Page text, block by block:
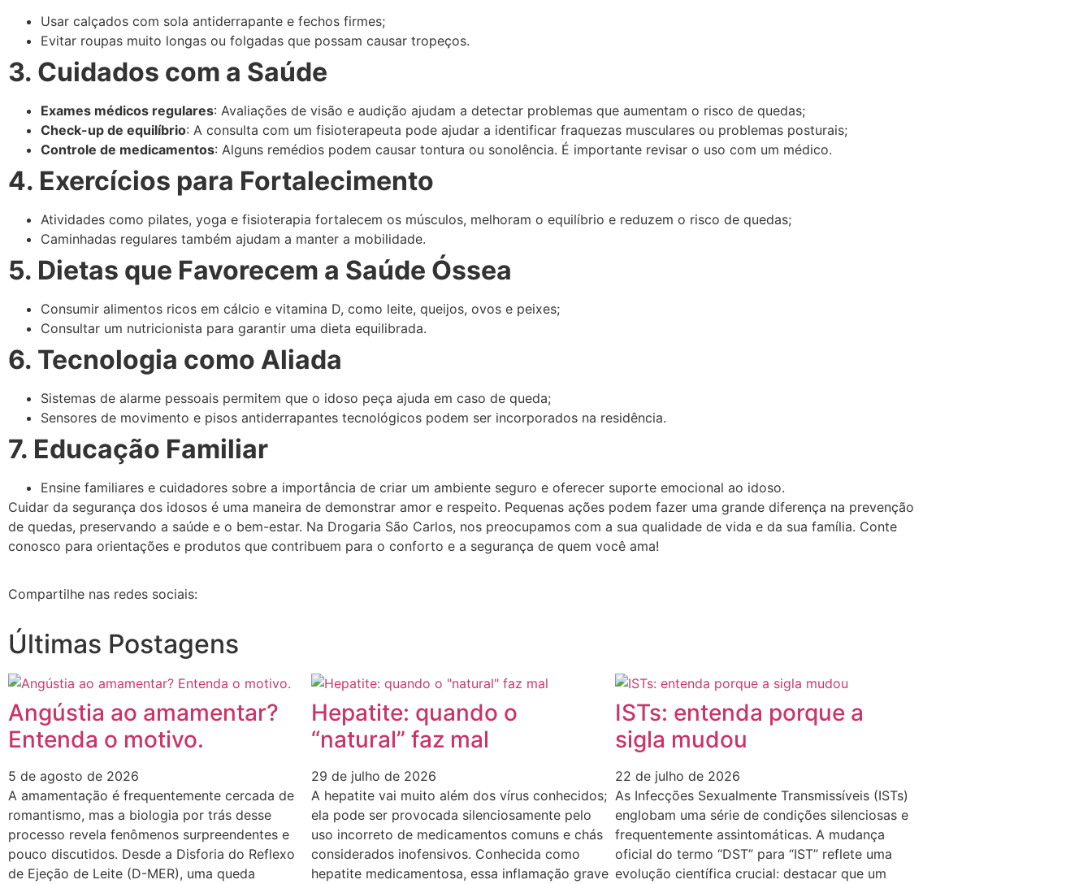
Usar calçados com sola antiderrapante e fechos firmes;
Evitar roupas muito longas ou folgadas que possam causar tropeços.
3. Cuidados com a Saúde
Exames médicos regulares: Avaliações de visão e audição ajudam a detectar problemas que aumentam o risco de quedas;
Check-up de equilíbrio: A consulta com um fisioterapeuta pode ajudar a identificar fraquezas musculares ou problemas posturais;
Controle de medicamentos: Alguns remédios podem causar tontura ou sonolência. É importante revisar o uso com um médico.
4. Exercícios para Fortalecimento
Atividades como pilates, yoga e fisioterapia fortalecem os músculos, melhoram o equilíbrio e reduzem o risco de quedas;
Caminhadas regulares também ajudam a manter a mobilidade.
5. Dietas que Favorecem a Saúde Óssea
Consumir alimentos ricos em cálcio e vitamina D, como leite, queijos, ovos e peixes;
Consultar um nutricionista para garantir uma dieta equilibrada.
6. Tecnologia como Aliada
Sistemas de alarme pessoais permitem que o idoso peça ajuda em caso de queda;
Sensores de movimento e pisos antiderrapantes tecnológicos podem ser incorporados na residência.
7. Educação Familiar
Ensine familiares e cuidadores sobre a importância de criar um ambiente seguro e oferecer suporte emocional ao idoso.
Cuidar da segurança dos idosos é uma maneira de demonstrar amor e respeito. Pequenas ações podem fazer uma grande diferença na prevenção
de quedas, preservando a saúde e o bem-estar. Na Drogaria São Carlos, nos preocupamos com a sua qualidade de vida e da sua família. Conte
conosco para orientações e produtos que contribuem para o conforto e a segurança de quem você ama!
Compartilhe nas redes sociais:
Últimas Postagens
Angústia ao amamentar?
Entenda o motivo.
5 de agosto de 2026
A amamentação é frequentemente cercada de
romantismo, mas a biologia por trás desse
processo revela fenômenos surpreendentes e
pouco discutidos. Desde a Disforia do Reflexo
de Ejeção de Leite (D-MER), uma queda
Hepatite: quando o
“natural” faz mal
29 de julho de 2026
A hepatite vai muito além dos vírus conhecidos;
ela pode ser provocada silenciosamente pelo
uso incorreto de medicamentos comuns e chás
considerados inofensivos. Conhecida como
hepatite medicamentosa, essa inflamação grave
ISTs: entenda porque a
sigla mudou
22 de julho de 2026
As Infecções Sexualmente Transmissíveis (ISTs)
englobam uma série de condições silenciosas e
frequentemente assintomáticas. A mudança
oficial do termo “DST” para “IST” reflete uma
evolução científica crucial: destacar que um